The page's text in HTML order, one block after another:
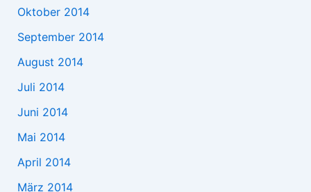
Oktober 2014
September 2014
August 2014
Juli 2014
Juni 2014
Mai 2014
April 2014
März 2014